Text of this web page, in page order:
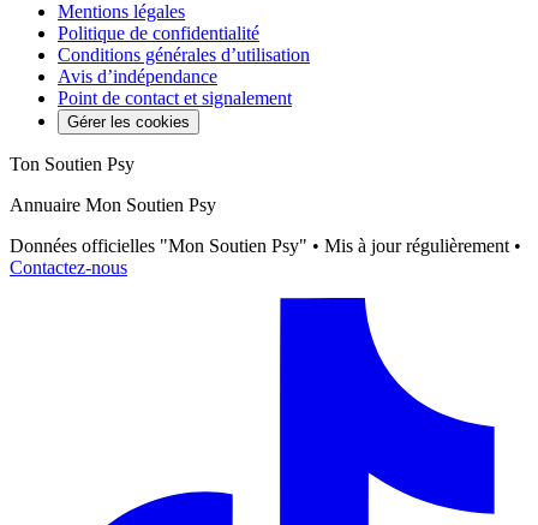
Mentions légales
Politique de confidentialité
Conditions générales d’utilisation
Avis d’indépendance
Point de contact et signalement
Gérer les cookies
Ton Soutien Psy
Annuaire Mon Soutien Psy
Données officielles "Mon Soutien Psy" • Mis à jour régulièrement •
Contactez-nous